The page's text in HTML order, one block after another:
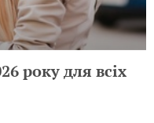
року для всіх